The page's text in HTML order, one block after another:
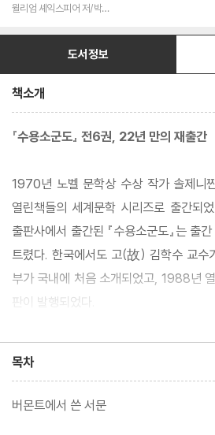
윌리엄 셰익스피어 저/박우
도서정보
책소개
『수용소군도』 전6권, 22년 만의 재출간
1970년 노벨 문학상 수상 작가 솔제니찐
열린책들의 세계문학 시리즈로 출간
출판사에서 출간된 『수용소군도』는 출
트렸다. 한국에서도 고(故) 김학수 교
부가 국내에 처음 소개되었고, 1988년
판이 발행되었다.
의 특별판을 소량 제작한 적이 있는데,
0년 만에 내용을 전면 재검토하여 개정
목차
버몬트에서 쓴 서문